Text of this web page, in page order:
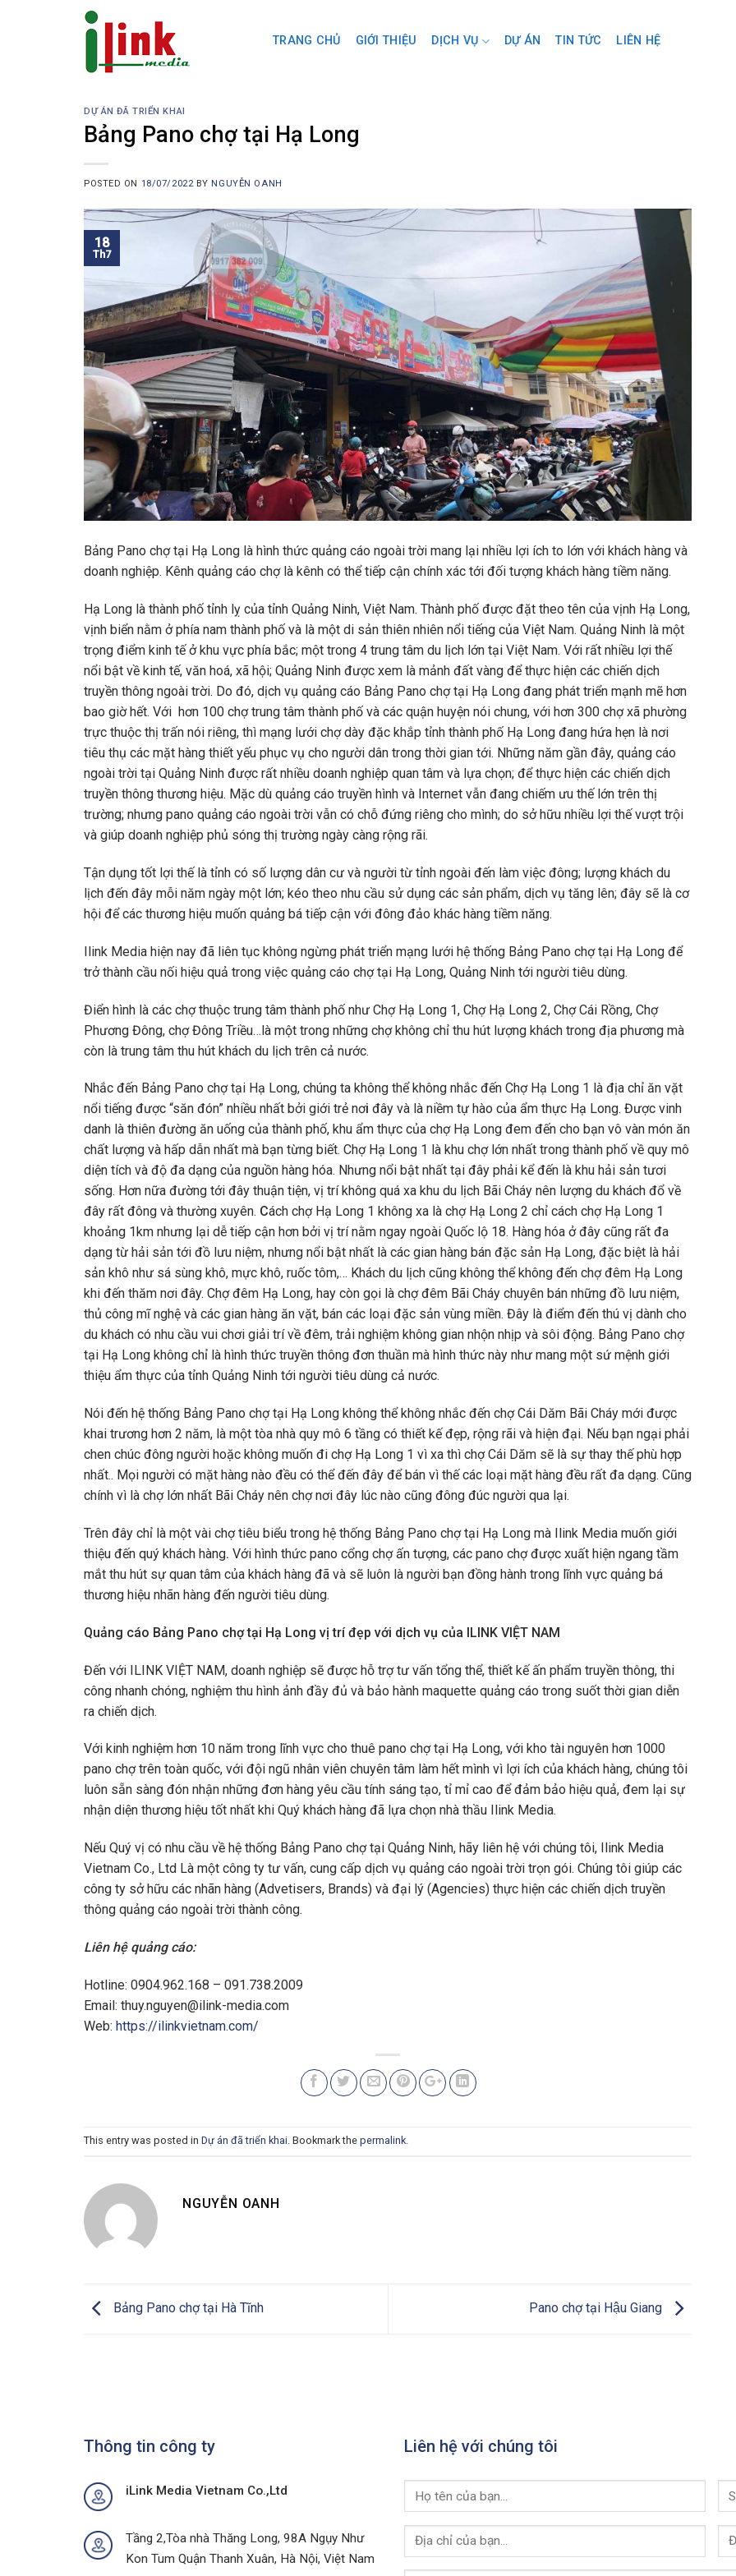
TRANG CHỦ GIỚI THIỆU DỊCH VỤ DỰ ÁN TIN TỨC LIÊN HỆ
DỰ ÁN ĐÃ TRIỂN KHAI
Bảng Pano chợ tại Hạ Long
POSTED ON 18/07/2022 BY NGUYỄN OANH
18
Th7
Bảng Pano chợ tại Hạ Long là hình thức quảng cáo ngoài trời mang lại nhiều lợi ích to lớn với khách hàng và
doanh nghiệp. Kênh quảng cáo chợ là kênh có thể tiếp cận chính xác tới đối tượng khách hàng tiềm năng.
Hạ Long là thành phố tỉnh lỵ của tỉnh Quảng Ninh, Việt Nam. Thành phố được đặt theo tên của vịnh Hạ Long,
vịnh biển nằm ở phía nam thành phố và là một di sản thiên nhiên nổi tiếng của Việt Nam. Quảng Ninh là một
trọng điểm kinh tế ở khu vực phía bắc; một trong 4 trung tâm du lịch lớn tại Việt Nam. Với rất nhiều lợi thế
nổi bật về kinh tế, văn hoá, xã hội; Quảng Ninh được xem là mảnh đất vàng để thực hiện các chiến dịch
truyền thông ngoài trời. Do đó, dịch vụ quảng cáo Bảng Pano chợ tại Hạ Long đang phát triển mạnh mẽ hơn
bao giờ hết. Với hơn 100 chợ trung tâm thành phố và các quận huyện nói chung, với hơn 300 chợ xã phường
trực thuộc thị trấn nói riêng, thì mạng lưới chợ dày đặc khắp tỉnh thành phố Hạ Long đang hứa hẹn là nơi
tiêu thụ các mặt hàng thiết yếu phục vụ cho người dân trong thời gian tới. Những năm gần đây, quảng cáo
ngoài trời tại Quảng Ninh được rất nhiều doanh nghiệp quan tâm và lựa chọn; để thực hiện các chiến dịch
truyền thông thương hiệu. Mặc dù quảng cáo truyền hình và Internet vẫn đang chiếm ưu thế lớn trên thị
trường; nhưng pano quảng cáo ngoài trời vẫn có chỗ đứng riêng cho mình; do sở hữu nhiều lợi thế vượt trội
và giúp doanh nghiệp phủ sóng thị trường ngày càng rộng rãi.
Tận dụng tốt lợi thế là tỉnh có số lượng dân cư và người từ tỉnh ngoài đến làm việc đông; lượng khách du
lịch đến đây mỗi năm ngày một lớn; kéo theo nhu cầu sử dụng các sản phẩm, dịch vụ tăng lên; đây sẽ là cơ
hội để các thương hiệu muốn quảng bá tiếp cận với đông đảo khác hàng tiềm năng.
Ilink Media hiện nay đã liên tục không ngừng phát triển mạng lưới hệ thống Bảng Pano chợ tại Hạ Long để
trở thành cầu nối hiệu quả trong việc quảng cáo chợ tại Hạ Long, Quảng Ninh tới người tiêu dùng.
Điển hình là các chợ thuộc trung tâm thành phố như Chợ Hạ Long 1, Chợ Hạ Long 2, Chợ Cái Rồng, Chợ
Phương Đông, chợ Đông Triều…là một trong những chợ không chỉ thu hút lượng khách trong địa phương mà
còn là trung tâm thu hút khách du lịch trên cả nước.
Nhắc đến Bảng Pano chợ tại Hạ Long, chúng ta không thể không nhắc đến Chợ Hạ Long 1 là địa chỉ ăn vặt
nổi tiếng được “săn đón” nhiều nhất bởi giới trẻ nơi đây và là niềm tự hào của ẩm thực Hạ Long. Được vinh
danh là thiên đường ăn uống của thành phố, khu ẩm thực của chợ Hạ Long đem đến cho bạn vô vàn món ăn
chất lượng và hấp dẫn nhất mà bạn từng biết. Chợ Hạ Long 1 là khu chợ lớn nhất trong thành phố về quy mô
diện tích và độ đa dạng của nguồn hàng hóa. Nhưng nổi bật nhất tại đây phải kể đến là khu hải sản tươi
sống. Hơn nữa đường tới đây thuận tiện, vị trí không quá xa khu du lịch Bãi Cháy nên lượng du khách đổ về
đây rất đông và thường xuyên. Cách chợ Hạ Long 1 không xa là chợ Hạ Long 2 chỉ cách chợ Hạ Long 1
khoảng 1km nhưng lại dễ tiếp cận hơn bởi vị trí nằm ngay ngoài Quốc lộ 18. Hàng hóa ở đây cũng rất đa
dạng từ hải sản tới đồ lưu niệm, nhưng nổi bật nhất là các gian hàng bán đặc sản Hạ Long, đặc biệt là hải
sản khô như sá sùng khô, mực khô, ruốc tôm,… Khách du lịch cũng không thể không đến chợ đêm Hạ Long
khi đến thăm nơi đây. Chợ đêm Hạ Long, hay còn gọi là chợ đêm Bãi Cháy chuyên bán những đồ lưu niệm,
thủ công mĩ nghệ và các gian hàng ăn vặt, bán các loại đặc sản vùng miền. Đây là điểm đến thú vị dành cho
du khách có nhu cầu vui chơi giải trí về đêm, trải nghiệm không gian nhộn nhịp và sôi động. Bảng Pano chợ
tại Hạ Long không chỉ là hình thức truyền thông đơn thuần mà hình thức này như mang một sứ mệnh giới
thiệu ẩm thực của tỉnh Quảng Ninh tới người tiêu dùng cả nước.
Nói đến hệ thống Bảng Pano chợ tại Hạ Long không thể không nhắc đến chợ Cái Dăm Bãi Cháy mới được
khai trương hơn 2 năm, là một tòa nhà quy mô 6 tầng có thiết kế đẹp, rộng rãi và hiện đại. Nếu bạn ngại phải
chen chúc đông người hoặc không muốn đi chợ Hạ Long 1 vì xa thì chợ Cái Dăm sẽ là sự thay thế phù hợp
nhất.. Mọi người có mặt hàng nào đều có thể đến đây để bán vì thế các loại mặt hàng đều rất đa dạng. Cũng
chính vì là chợ lớn nhất Bãi Cháy nên chợ nơi đây lúc nào cũng đông đúc người qua lại.
Trên đây chỉ là một vài chợ tiêu biểu trong hệ thống Bảng Pano chợ tại Hạ Long mà Ilink Media muốn giới
thiệu đến quý khách hàng. Với hình thức pano cổng chợ ấn tượng, các pano chợ được xuất hiện ngang tầm
mắt thu hút sự quan tâm của khách hàng đã và sẽ luôn là người bạn đồng hành trong lĩnh vực quảng bá
thương hiệu nhãn hàng đến người tiêu dùng.
Quảng cáo Bảng Pano chợ tại Hạ Long vị trí đẹp với dịch vụ của ILINK VIỆT NAM
Đến với ILINK VIỆT NAM, doanh nghiệp sẽ được hỗ trợ tư vấn tổng thể, thiết kế ấn phẩm truyền thông, thi
công nhanh chóng, nghiệm thu hình ảnh đầy đủ và bảo hành maquette quảng cáo trong suốt thời gian diễn
ra chiến dịch.
Với kinh nghiệm hơn 10 năm trong lĩnh vực cho thuê pano chợ tại Hạ Long, với kho tài nguyên hơn 1000
pano chợ trên toàn quốc, với đội ngũ nhân viên chuyên tâm làm hết mình vì lợi ích của khách hàng, chúng tôi
luôn sẵn sàng đón nhận những đơn hàng yêu cầu tính sáng tạo, tỉ mỉ cao để đảm bảo hiệu quả, đem lại sự
nhận diện thương hiệu tốt nhất khi Quý khách hàng đã lựa chọn nhà thầu Ilink Media.
Nếu Quý vị có nhu cầu về hệ thống Bảng Pano chợ tại Quảng Ninh, hãy liên hệ với chúng tôi, Ilink Media
Vietnam Co., Ltd Là một công ty tư vấn, cung cấp dịch vụ quảng cáo ngoài trời trọn gói. Chúng tôi giúp các
công ty sở hữu các nhãn hàng (Advetisers, Brands) và đại lý (Agencies) thực hiện các chiến dịch truyền
thông quảng cáo ngoài trời thành công.
Liên hệ quảng cáo:
Hotline: 0904.962.168 – 091.738.2009
Email: thuy.nguyen@ilink-media.com
Web: https://ilinkvietnam.com/
This entry was posted in Dự án đã triển khai. Bookmark the permalink.
NGUYỄN OANH
Bảng Pano chợ tại Hà Tĩnh Pano chợ tại Hậu Giang
Thông tin công ty
iLink Media Vietnam Co.,Ltd
Tầng 2,Tòa nhà Thăng Long, 98A Ngụy Như
Kon Tum Quận Thanh Xuân, Hà Nội, Việt Nam
Liên hệ với chúng tôi